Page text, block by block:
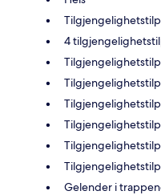
4
Gelender i